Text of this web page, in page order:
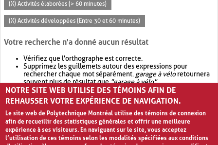
(X) Activités élaborées (> 60 minutes)
(X) Activités développées (Entre 30 et 60 minutes)
Votre recherche n'a donné aucun résultat
Vérifiez que l'orthographe est correcte.
Supprimez les guillemets autour des expressions pour
rechercher chaque mot séparément. garage à véloretournera
souvent plus de résultat que"garage à vélo".
Envisagez d'élargir votre recherche avec OR.garage OR vélo
retournera souvent plus de résultat quegarage à vélo
NOTRE SITE WEB UTILISE DES TÉMOINS AFIN DE
REHAUSSER VOTRE EXPÉRIENCE DE NAVIGATION.
Le site web de Polytechnique Montréal utilise des témoins de connexion
afin de recueillir des statistiques générales et offrir une meilleure
expérience à ses visiteurs. En naviguant sur le site, vous acceptez
l’utilisation de ces témoins selon les modalités spécifiées aux conditions